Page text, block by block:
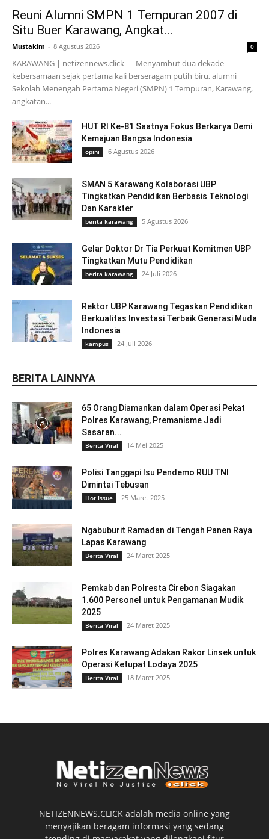
Reuni Alumni SMPN 1 Tempuran 2007 di
Situ Buer Karawang, Angkat...
Mustakim - 8 Agustus 2026 0
KARAWANG | netizennews.click — Menyambut dua dekade
kebersamaan sejak pertama kali berseragam putih biru, alumni
Sekolah Menengah Pertama Negeri (SMPN) 1 Tempuran, Karawang,
angkatan...
HUT RI Ke-81 Saatnya Fokus Berkarya Demi
Kemajuan Bangsa Indonesia
opini 6 Agustus 2026
SMAN 5 Karawang Kolaborasi UBP
Tingkatkan Pendidikan Berbasis Teknologi
Dan Karakter
berita karawang 5 Agustus 2026
Gelar Doktor Dr Tia Perkuat Komitmen UBP
Tingkatkan Mutu Pendidikan
berita karawang 24 Juli 2026
Rektor UBP Karawang Tegaskan Pendidikan
Berkualitas Investasi Terbaik Generasi Muda
Indonesia
kampus 24 Juli 2026
BERITA LAINNYA
65 Orang Diamankan dalam Operasi Pekat
Polres Karawang, Premanisme Jadi
Sasaran...
Berita Viral 14 Mei 2025
Polisi Tanggapi Isu Pendemo RUU TNI
Dimintai Tebusan
Hot Issue 25 Maret 2025
Ngabuburit Ramadan di Tengah Panen Raya
Lapas Karawang
Berita Viral 24 Maret 2025
Pemkab dan Polresta Cirebon Siagakan
1.600 Personel untuk Pengamanan Mudik
2025
Berita Viral 24 Maret 2025
Polres Karawang Adakan Rakor Linsek untuk
Operasi Ketupat Lodaya 2025
Berita Viral 18 Maret 2025
NETIZENNEWS.CLICK adalah media online yang
menyajikan beragam informasi yang sedang